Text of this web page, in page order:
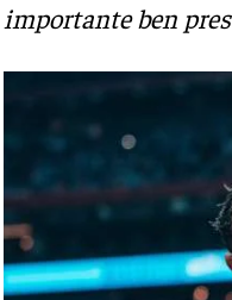
importante ben